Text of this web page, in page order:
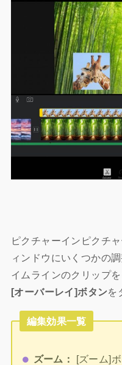
ピクチャーインピクチ
ィンドウにいくつかの
イムラインのクリップ
[オーバーレイ]ボタンを
編集効果一覧
ズーム：
[ズーム]